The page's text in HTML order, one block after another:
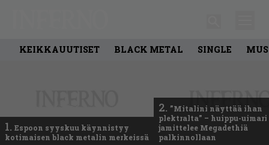
KEIKKAUUTISET BLACK METAL SINGLE
1. Espoon syyskuu käynnistyy
kotimaisen black metalin merkeissä
2. ”Mitalini näyttää ihan
plektralta” – huippu-uimari
jamittelee Megadethiä
palkinnollaan